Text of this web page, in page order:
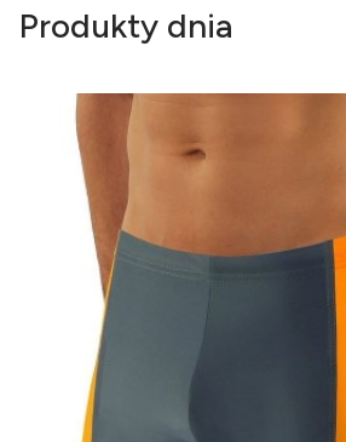
Produkty dnia